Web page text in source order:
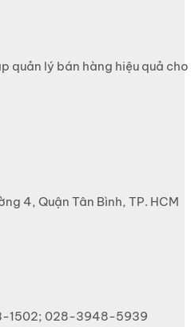
quản lý bán hàng hiệu quả cho
4, Quận Tân Bình, TP. HCM
1502; 028-3948-5939